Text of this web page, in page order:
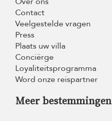
Contact
Veelgestelde vragen
Press
Plaats uw villa
Conciërge
Loyaliteitsprogramma
Word onze reispartner
Meer bestemmingen